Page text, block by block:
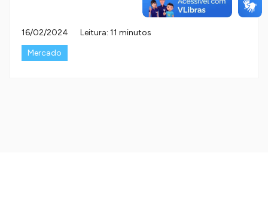
16/02/2024
Leitura: 11 minutos
Mercado